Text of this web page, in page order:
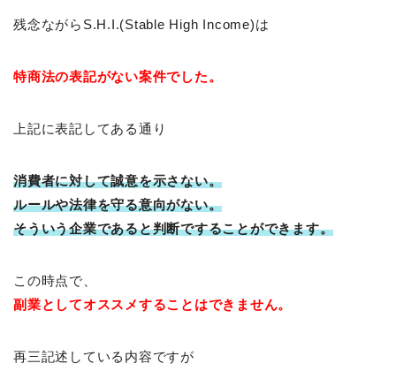
残念ながらS.H.I.(Stable High Income)は
特商法の表記がない案件でした。
上記に表記してある通り
消費者に対して誠意を示さない。
ルールや法律を守る意向がない。
そういう企業であると判断ですることができます。
この時点で、
副業としてオススメすることはできません。
再三記述している内容ですが